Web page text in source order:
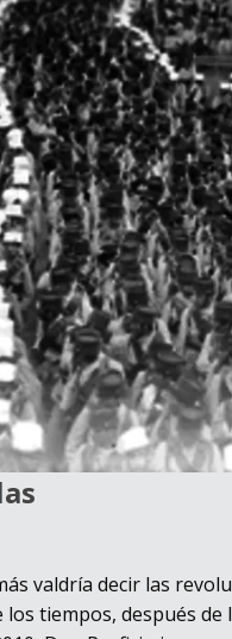
valdría decir las
los tiempos, después